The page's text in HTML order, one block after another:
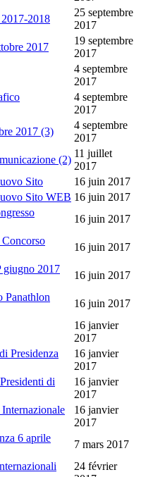
2018
25 septembre
2017
2017
19 septembre
2017
4 septembre
2017
4 septembre
2017
2017 (3)
4 septembre
2017
(2)
11 juillet
2017
Sito
16 juin 2017
Sito WEB 16 juin 2017
16 juin 2017
16 juin 2017
giugno 2017
16 juin 2017
Panathlon
16 juin 2017
16 janvier
2017
Presidenza
16 janvier
2017
di
16 janvier
2017
16 janvier
2017
6 aprile
7 mars 2017
24 février